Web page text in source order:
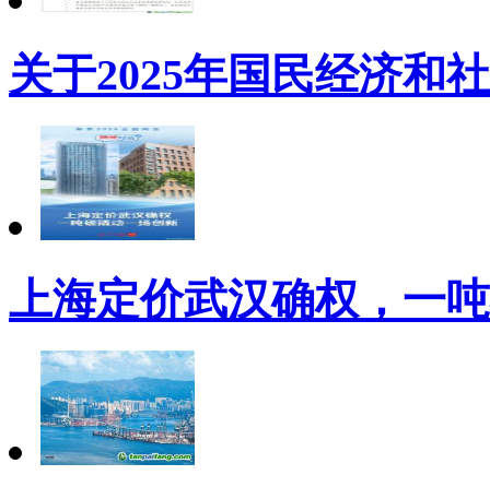
关于2025年国民经济和
上海定价武汉确权，一